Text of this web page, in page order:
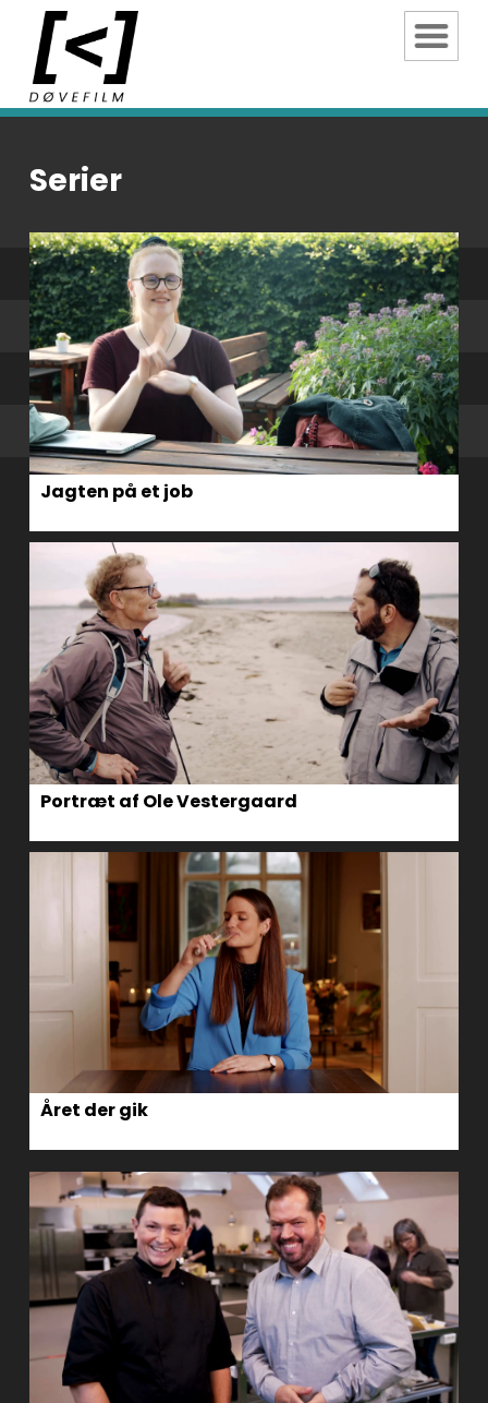
Serier
Jagten på et job
Portræt af Ole Vestergaard
Året der gik